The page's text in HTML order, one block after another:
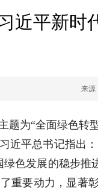
近平新时
来源
题为“全面绿色
近平总书记指出
色发展的稳步
重要动力，显著